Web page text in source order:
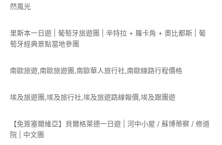
然風光
里斯本一日遊 | 葡萄牙旅遊團 | 辛特拉 + 羅卡角 + 奧比都斯 | 葡
萄牙經典景點當地參團
南歐旅遊,南歐旅遊團,南歐華人旅行社,南歐線路行程價格
埃及旅遊團,埃及旅行社,埃及旅遊路線報價,埃及跟團遊
【免簽塞爾維亞】貝爾格萊德一日遊 | 河中小屋 / 蘇博蒂察 / 修道
院 | 中文團